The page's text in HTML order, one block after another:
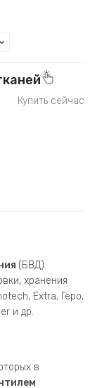
(БВД).
хранения
Extra, Геро,
и др.
в